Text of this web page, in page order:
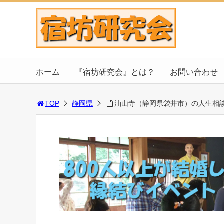
ホーム 『宿坊研究会』とは？ お問い合わせ
TOP 静岡県 油山寺（静岡県袋井市）の人生相